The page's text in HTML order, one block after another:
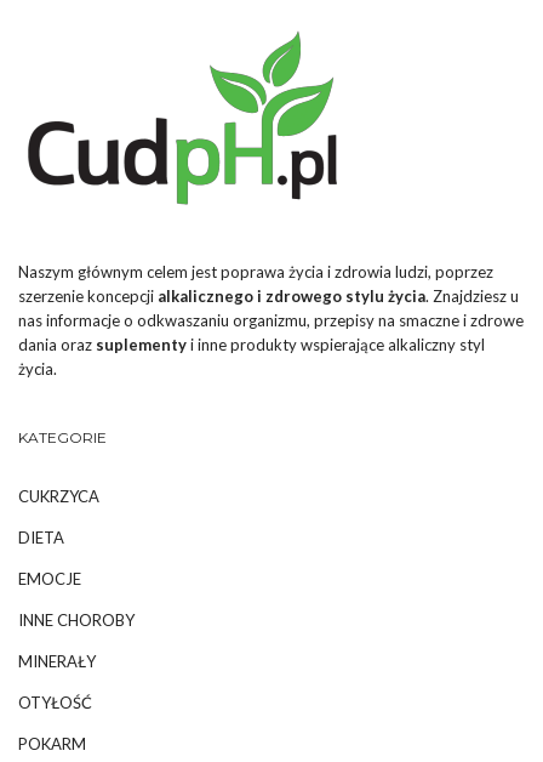
Naszym głównym celem jest poprawa życia i zdrowia ludzi, poprzez
szerzenie koncepcji alkalicznego i zdrowego stylu życia. Znajdziesz u
nas informacje o odkwaszaniu organizmu, przepisy na smaczne i zdrowe
dania oraz suplementyi inne produkty wspierające alkaliczny styl
życia.
KATEGORIE
CUKRZYCA
DIETA
EMOCJE
INNE CHOROBY
MINERAŁY
OTYŁOŚĆ
POKARM